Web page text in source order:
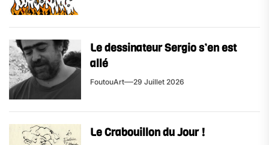
Le dessinateur Sergio s’en est
allé
FoutouArt 29 Juillet 2026
Le Crabouillon du Jour !